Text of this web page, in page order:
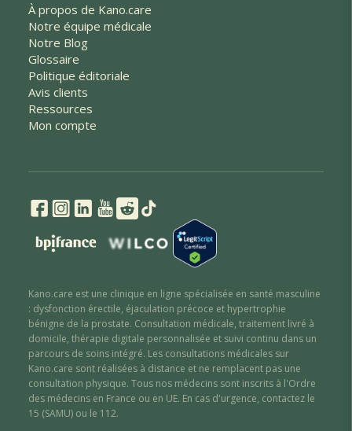
À propos de Kano.care
Notre équipe médicale
Notre Blog
Glossaire
Politique éditoriale
Avis clients
Ressources
Mon compte
Kano.care est une clinique en ligne spécialisée en santé masculine
: dysfonction érectile, éjaculation précoce et hypertrophie
bénigne de la prostate. Consultation médicale, traitement livré à
domicile, thérapie digitale personnalisée et suivi continu dans un
parcours de soins intégré. Les consultations médicales sur
Kano.care sont réalisées à distance et ne remplacent pas une
consultation physique. Tous nos médecins sont inscrits à l'Ordre
des médecins en France ou en UE. En cas d'urgence, contactez le
15 (SAMU) ou le 112.